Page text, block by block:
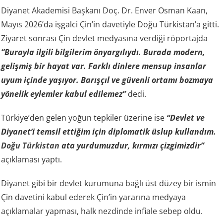
Diyanet Akademisi Başkanı Doç. Dr. Enver Osman Kaan,
Mayıs 2026’da işgalci Çin’in davetiyle Doğu Türkistan’a gitti.
Ziyaret sonrası Çin devlet medyasına verdiği röportajda
“Burayla ilgili bilgilerim önyargılıydı. Burada modern,
gelişmiş bir hayat var. Farklı dinlere mensup insanlar
uyum içinde yaşıyor. Barışçıl ve güvenli ortamı bozmaya
yönelik eylemler kabul edilemez”dedi.
Türkiye’den gelen yoğun tepkiler üzerine ise “Devlet ve
Diyanet’i temsil ettiğim için diplomatik üslup kullandım.
Doğu Türkistan ata yurdumuzdur, kırmızı çizgimizdir”
açıklaması yaptı.
Diyanet gibi bir devlet kurumuna bağlı üst düzey bir ismin
Çin davetini kabul ederek Çin’in yararına medyaya
açıklamalar yapması, halk nezdinde infiale sebep oldu.